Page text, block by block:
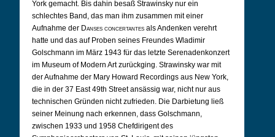
York gemacht. Bis dahin besaß Strawinsky nur ein
schlechtes Band, das man ihm zusammen mit einer
Aufnahme der Danses concertantes als Andenken verehrt
hatte und das auf Proben seines Freundes Wladimir
Golschmann im März 1943 für das letzte Serenadenkonzert
im Museum of Modern Art zurückging. Strawinsky war mit
der Aufnahme der Mary Howard Recordings aus New York,
die in der 37 East 49th Street ansässig war, nicht nur aus
technischen Gründen nicht zufrieden. Die Darbietung ließ
seiner Meinung nach erkennen, dass Golschmann,
zwischen 1933 und 1958 Chefdirigent des